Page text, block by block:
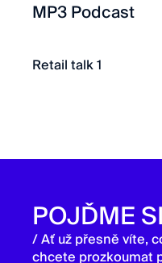
MP3 Podcast
Retail talk 1
POJĎME
/ Ať už přesně víte,
chcete prozkoumat